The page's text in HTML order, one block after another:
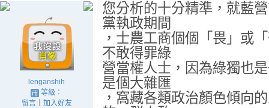
lenganshih
等級：
留言｜ 加入好友
您分析的十分精準，就藍
黨執政期間
，士農工商個個「畏」或
不敢得罪綠
營當權人士，因為綠獨也
是個大雜匯
，窩藏各類政治顏色傾向